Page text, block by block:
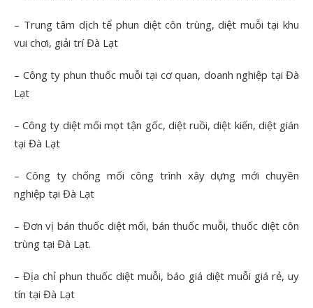
– Trung tâm dịch tể phun diệt côn trùng, diệt muỗi tại khu
vui chơi, giải trí Đà Lạt
– Công ty phun thuốc muỗi tại cơ quan, doanh nghiệp tại Đà
Lạt
– Công ty diệt mối mọt tận gốc, diệt ruồi, diệt kiến, diệt gián
tại Đà Lạt
– Công ty chống mối công trình xây dựng mới chuyên
nghiệp tại Đà Lạt
– Đơn vị bán thuốc diệt mối, bán thuốc muỗi, thuốc diệt côn
trùng tại Đà Lạt.
– Địa chỉ phun thuốc diệt muỗi, báo giá diệt muỗi giá rẻ, uy
tín tại Đà Lạt